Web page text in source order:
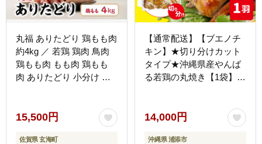
丸福 ありたどり 鶏もも肉
約4kg ／ 若鶏 鶏肉 鳥肉
鶏もも肉 もも肉 鶏もも
肉 ありたどり 小分け 真
ンカツ 国産
15,500円
佐賀県 玄海町
【通常配送】【ブエノチ
キン】★切り分けカット
タイプ★沖縄県産やんば
る若鶏の丸焼き【1袋】｜
14,000円
沖縄県 浦添市